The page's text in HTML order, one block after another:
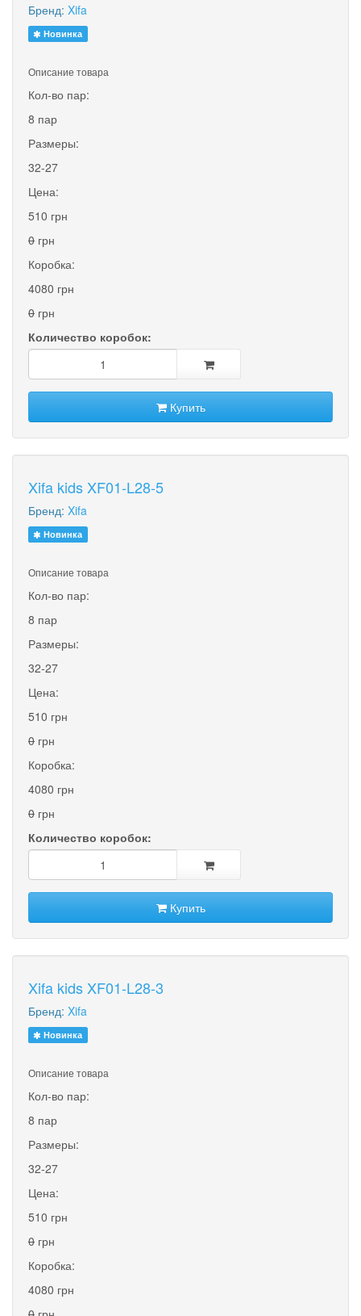
Бренд: Xifa
Новинка
Описание товара
Кол-во пар:
8 пар
Размеры:
32-27
Цена:
510 грн
0 грн
Коробка:
4080 грн
0 грн
Количество коробок:
Купить
Xifa kids XF01-L28-5
Бренд: Xifa
Новинка
Описание товара
Кол-во пар:
8 пар
Размеры:
32-27
Цена:
510 грн
0 грн
Коробка:
4080 грн
0 грн
Количество коробок:
Купить
Xifa kids XF01-L28-3
Бренд: Xifa
Новинка
Описание товара
Кол-во пар:
8 пар
Размеры:
32-27
Цена:
510 грн
0 грн
Коробка:
4080 грн